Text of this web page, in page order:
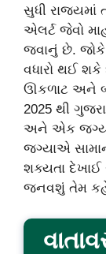
સુધી
એલર્ટ જેવો
જવાનું છે.
વધારો થઈ શકે
ઊકળાટ અને
2025 થી
અને એક
જગ્યાએ
શક્યતા
જનવશું તેમ